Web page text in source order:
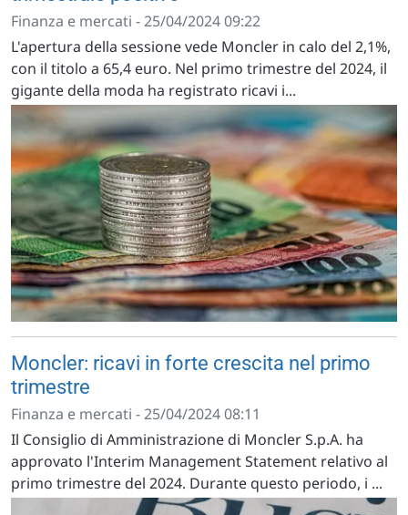
Finanza e mercati - 25/04/2024 09:22
L'apertura della sessione vede Moncler in calo del 2,1%,
con il titolo a 65,4 euro. Nel primo trimestre del 2024, il
gigante della moda ha registrato ricavi i...
Moncler: ricavi in forte crescita nel primo
trimestre
Finanza e mercati - 25/04/2024 08:11
Il Consiglio di Amministrazione di Moncler S.p.A. ha
approvato l'Interim Management Statement relativo al
primo trimestre del 2024. Durante questo periodo, i ...